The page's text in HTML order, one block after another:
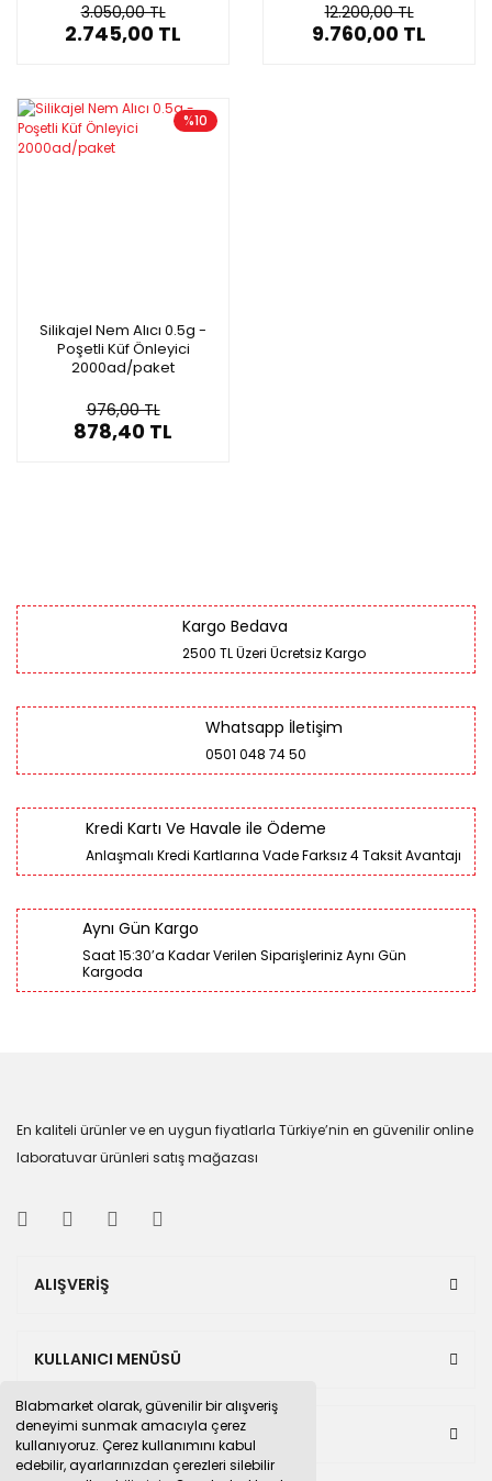
Blabmarket olarak, güvenilir bir alışveriş
deneyimi sunmak amacıyla çerez
kullanıyoruz. Çerez kullanımını kabul
edebilir, ayarlarınızdan çerezleri silebilir
3.050,00 TL
2.745,00 TL
12.200,00 TL
9.760,00 TL
%10
Silikajel Nem Alıcı 0.5g -
Poşetli Küf Önleyici
2000ad/paket
976,00 TL
878,40 TL
Kargo Bedava
2500 TL Üzeri Ücretsiz Kargo
Whatsapp İletişim
0501 048 74 50
Kredi Kartı Ve Havale ile Ödeme
Anlaşmalı Kredi Kartlarına Vade Farksız 4 Taksit Avantajı
Aynı Gün Kargo
Saat 15:30’a Kadar Verilen Siparişleriniz Aynı Gün
Kargoda
En kaliteli ürünler ve en uygun fiyatlarla Türkiye’nin en güvenilir online
laboratuvar ürünleri satış mağazası
ALIŞVERİŞ
KULLANICI MENÜSÜ
BULUNDUĞUMUZ PAZAR YERLERİ